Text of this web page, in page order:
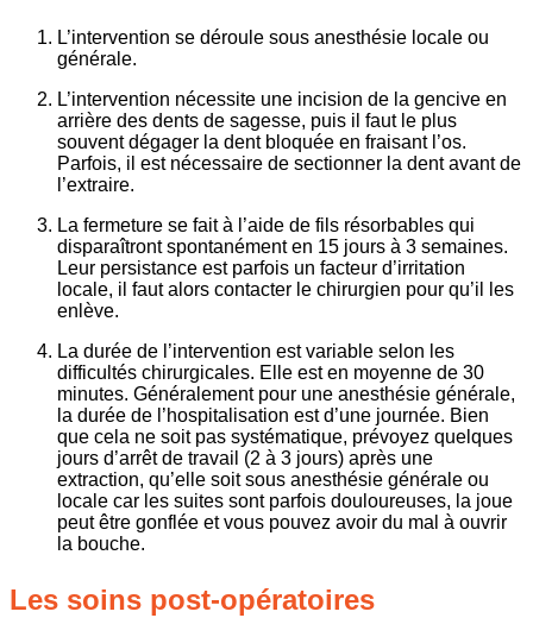
L’intervention se déroule sous anesthésie locale ou
générale.
L’intervention nécessite une incision de la gencive en
arrière des dents de sagesse, puis il faut le plus
souvent dégager la dent bloquée en fraisant l’os.
Parfois, il est nécessaire de sectionner la dent avant de
l’extraire.
La fermeture se fait à l’aide de fils résorbables qui
disparaîtront spontanément en 15 jours à 3 semaines.
Leur persistance est parfois un facteur d’irritation
locale, il faut alors contacter le chirurgien pour qu’il les
enlève.
La durée de l’intervention est variable selon les
difficultés chirurgicales. Elle est en moyenne de 30
minutes. Généralement pour une anesthésie générale,
la durée de l’hospitalisation est d’une journée. Bien
que cela ne soit pas systématique, prévoyez quelques
jours d’arrêt de travail (2 à 3 jours) après une
extraction, qu’elle soit sous anesthésie générale ou
locale car les suites sont parfois douloureuses, la joue
peut être gonflée et vous pouvez avoir du mal à ouvrir
la bouche.
Les soins post-opératoires